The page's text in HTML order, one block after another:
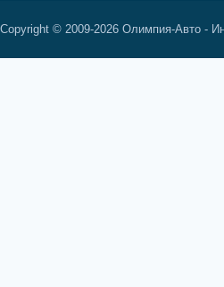
Copyright © 2009-2026 Олимпия-Авто -